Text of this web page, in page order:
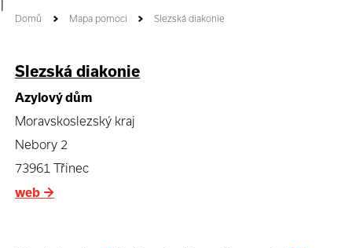
Domů Mapa pomoci Slezská diakonie
Slezská diakonie
Azylový dům
Moravskoslezský kraj
Nebory 2
73961 Třinec
web →